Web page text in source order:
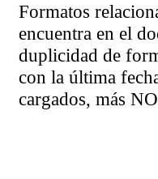
Formatos
encuentra en el
duplicidad de
con la última
cargados, más